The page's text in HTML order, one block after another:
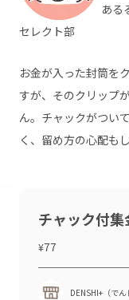
ある
セレクト部
お金が入った封筒を
すが、そのクリップ
ん。チャックがつい
く、留め方の心配も
チャック付
¥77
DENSHI+（でん